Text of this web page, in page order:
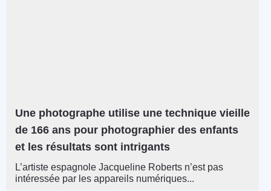
Une photographe utilise une technique vieille
de 166 ans pour photographier des enfants
et les résultats sont intrigants
L’artiste espagnole Jacqueline Roberts n’est pas
intéressée par les appareils numériques...